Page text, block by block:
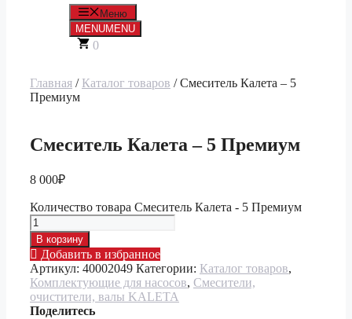
Меню
MENUMENU
0
Главная / Каталог товаров / Смеситель Калета – 5
Премиум
Смеситель Калета – 5 Премиум
8 000₽
Количество товара Смеситель Калета - 5 Премиум
В корзину
Добавить в избранное
Артикул: 40002049 Категории: Каталог товаров,
Комплектующие для насосов, Смесители,
очистители, валы KALETA
Поделитесь